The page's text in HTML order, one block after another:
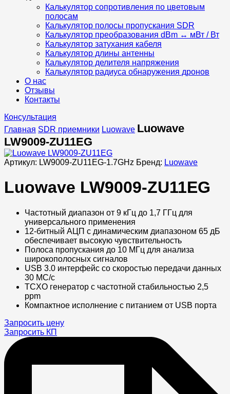
Калькулятор сопротивления по цветовым
полосам
Калькулятор полосы пропускания SDR
Калькулятор преобразования dBm ↔ мВт / Вт
Калькулятор затухания кабеля
Калькулятор длины антенны
Калькулятор делителя напряжения
Калькулятор радиуса обнаружения дронов
О нас
Отзывы
Контакты
Консультация
Главная SDR приемники Luowave Luowave
LW9009-ZU11EG
Артикул: LW9009-ZU11EG-1.7GHz Бренд: Luowave
Luowave LW9009-ZU11EG
Частотный диапазон от 9 кГц до 1,7 ГГц для
универсального применения
12-битный АЦП с динамическим диапазоном 65 дБ
обеспечивает высокую чувствительность
Полоса пропускания до 10 МГц для анализа
широкополосных сигналов
USB 3.0 интерфейс со скоростью передачи данных
30 МС/с
TCXO генератор с частотной стабильностью 2,5
ppm
Компактное исполнение с питанием от USB порта
Запросить цену
Запросить КП